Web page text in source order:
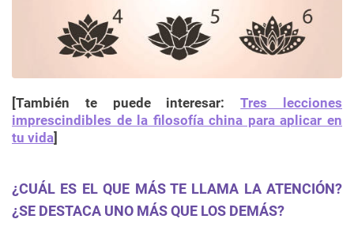
[También te puede interesar:Tres lecciones
imprescindibles de la filosofía china para aplicar en
tu vida]
¿CUÁL ES EL QUE MÁS TE LLAMA LA ATENCIÓN?
¿SE DESTACA UNO MÁS QUE LOS DEMÁS?